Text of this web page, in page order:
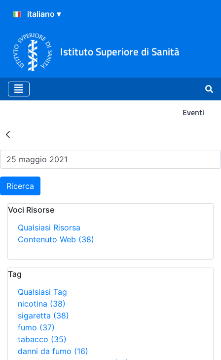
Istituto Superiore di Sanità
Eventi
Risultati della Ricerca -
Ricerca
Voci Risorse
Qualsiasi Risorsa
Contenuto Web (38)
Tag
Qualsiasi Tag
nicotina (38)
sigaretta (38)
fumo (37)
tabacco (35)
danni da fumo (16)